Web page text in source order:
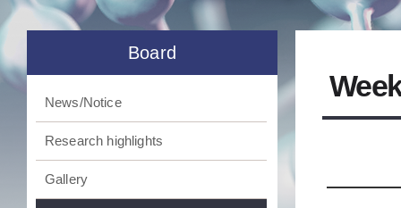
Board
News/Notice
Research highlights
Gallery